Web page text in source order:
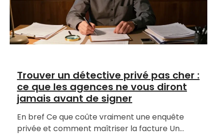
Trouver un détective privé pas cher :
ce que les agences ne vous diront
jamais avant de signer
En bref Ce que coûte vraiment une enquête
privée et comment maîtriser la facture Un…